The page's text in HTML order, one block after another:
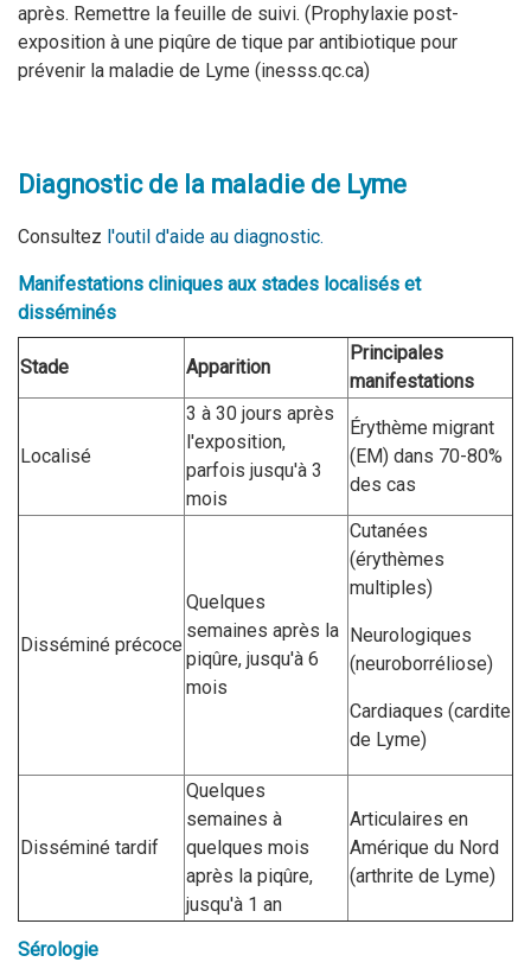
après. Remettre la feuille de suivi. (Prophylaxie post-
exposition à une piqûre de tique par antibiotique pour
prévenir la maladie de Lyme (inesss.qc.ca)
Diagnostic de la maladie de Lyme
Consultez l'outil d'aide au diagnostic.
Manifestations cliniques aux stades localisés et
disséminés
Stade Apparition
Principales
manifestations
Localisé
3 à 30 jours après
l'exposition,
parfois jusqu'à 3
mois
Érythème migrant
(EM) dans 70-80%
des cas
Disséminé précoce
Quelques
semaines après la
piqûre, jusqu'à 6
mois
Cutanées
(érythèmes
multiples)
Neurologiques
(neuroborréliose)
Cardiaques (cardite
de Lyme)
Disséminé tardif
Quelques
semaines à
quelques mois
après la piqûre,
jusqu'à 1 an
Articulaires en
Amérique du Nord
(arthrite de Lyme)
Sérologie